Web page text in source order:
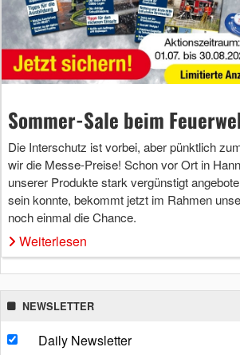
Sommer-Sale beim
Die Interschutz ist vorbei, aber pünktlich
wir die Messe-Preise! Schon vor Ort in
unserer Produkte stark vergünstigt
sein konnte, bekommt jetzt im Rahmen
noch einmal die Chance.
Weiterlesen
NEWSLETTER
Daily Newsletter